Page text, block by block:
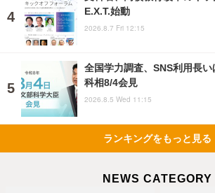
E.X.T.始動
2026.8.7 Fri 12:15
全国学力調査、SNS利用長
科相8/4会見
2026.8.5 Wed 11:15
ランキングをもっと見る
NEWS CATEGORY